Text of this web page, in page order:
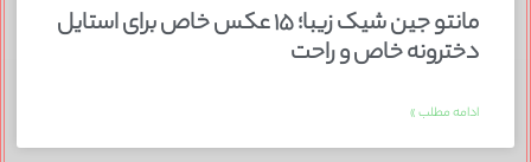
مانتو جین شیک زیبا؛ ۱۵ عکس خاص برای استایل
دخترونه خاص و راحت
ادامه مطلب »